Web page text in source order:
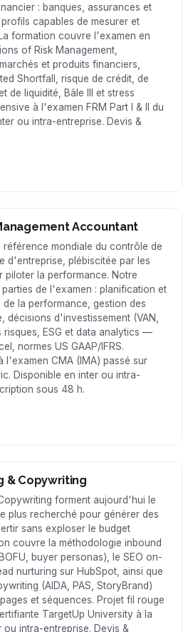
: banques, assurances et
capables de mesurer et
formation couvre l'examen en
of Risk Management,
et produits financiers,
Shortfall, risque de crédit, de
de liquidité, Bâle III et stress
à l'examen FRM Part I & II du
ou intra-entreprise. Devis &
Accountant
référence mondiale du contrôle de
d'entreprise, plébiscitée par les
piloter la performance. Notre
de l'examen : planification et
de la performance, gestion des
d'investissement (VAN,
risques, ESG et data analytics —
normes US GAAP/IFRS.
l'examen CMA (IMA) passé sur
Disponible en inter ou intra-
sous 48 h.
& Copywriting
forment aujourd'hui le
plus recherché pour générer des
sans exploser le budget
couvre la méthodologie inbound
buyer personas), le SEO on-
nurturing sur HubSpot, ainsi que
(AIDA, PAS, StoryBrand)
et séquences. Projet fil rouge
TargetUp University à la
ou intra-entreprise. Devis &